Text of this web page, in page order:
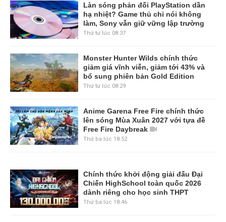
Làn sóng phản đối PlayStation dần
hạ nhiệt? Game thủ chỉ nói không
làm, Sony vẫn giữ vững lập trường
Thứ tư lúc 08:37
Monster Hunter Wilds chính thức
giảm giá vĩnh viễn, giảm tới 43% và
bổ sung phiên bản Gold Edition
Thứ tư lúc 08:29
Anime Garena Free Fire chính thức
lên sóng Mùa Xuân 2027 với tựa đề
Free Fire Daybreak
Thứ ba lúc 18:52
Chính thức khởi động giải đấu Đại
Chiến HighSchool toàn quốc 2026
dành riêng cho học sinh THPT
Thứ ba lúc 18:46